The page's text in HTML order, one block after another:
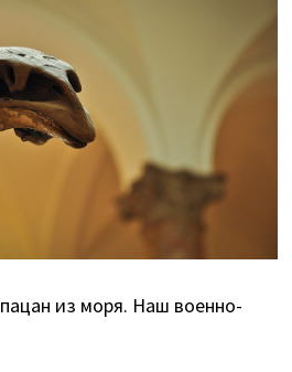
из моря. Наш военно-